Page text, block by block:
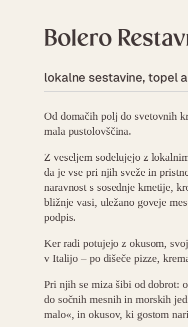
Bolero
lokalne sestavine, topel
Od domačih polj do svetovnih
mala pustolovščina.
Z veseljem sodelujejo z
da je vse pri njih sveže in
naravnost s sosednje kmetije,
bližnje vasi, uležano goveje
podpis.
Ker radi potujejo z okusom,
v Italijo – po dišeče pizze,
Pri njih se miza šibi od dobrot:
do sočnih mesnih in morskih
malo«, in okusov, ki gostom